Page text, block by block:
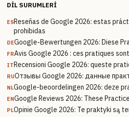
DIL SURUMLERI
ESReseñas de Google 2026: estas
prohibidas
DEGoogle-Bewertungen 2026: Diese
FRAvis Google 2026 : ces pratiques
ITRecensioni Google 2026: queste
RUОтзывы Google 2026: данные
NLGoogle-beoordelingen 2026: deze
ENGoogle Reviews 2026: These
PLOpinie Google 2026: Te praktyki są